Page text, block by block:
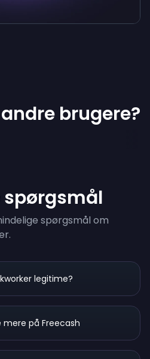
brugere?
spørgsmål
spørgsmål om
legitime?
på Freecash